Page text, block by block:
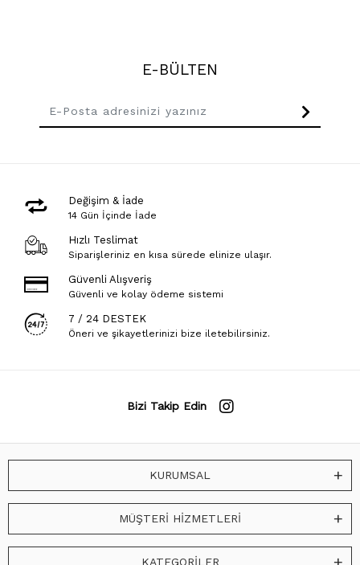
E-BÜLTEN
Değişim & İade
14 Gün İçinde İade
Hızlı Teslimat
Siparişleriniz en kısa sürede elinize ulaşır.
Güvenli Alışveriş
Güvenli ve kolay ödeme sistemi
7 / 24 DESTEK
Öneri ve şikayetlerinizi bize iletebilirsiniz.
Bizi Takip Edin
KURUMSAL
MÜŞTERİ HİZMETLERİ
KATEGORİLER